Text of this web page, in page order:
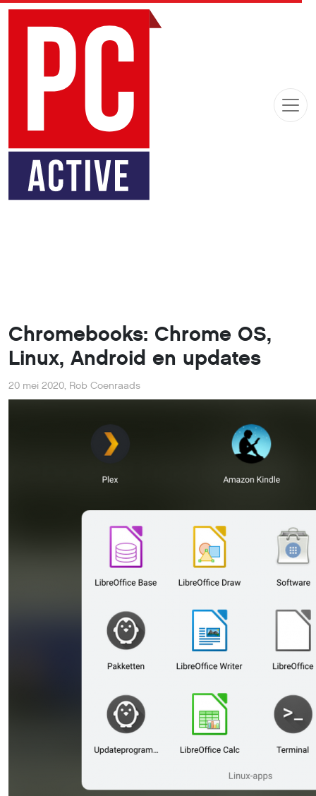
Chromebooks: Chrome OS,
Linux, Android en updates
20 mei 2020, Rob Coenraads